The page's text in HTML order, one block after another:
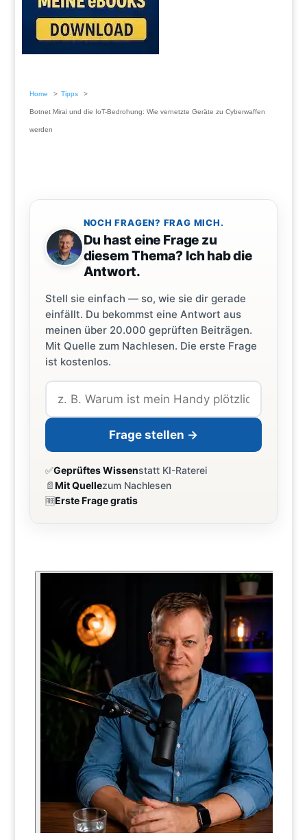
Home Tipps
Botnet Mirai und die IoT-Bedrohung: Wie vernetzte Geräte zu Cyberwaffen
werden
NOCH FRAGEN? FRAG MICH.
Du hast eine Frage zu
diesem Thema? Ich hab die
Antwort.
Stell sie einfach — so, wie sie dir gerade
einfällt. Du bekommst eine Antwort aus
meinen über 20.000 geprüften Beiträgen.
Mit Quelle zum Nachlesen. Die erste Frage
ist kostenlos.
Frage stellen →
✅Geprüftes Wissenstatt KI-Raterei
📄Mit Quellezum Nachlesen
🆓Erste Frage gratis